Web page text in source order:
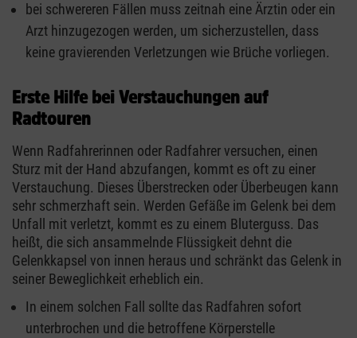
bei schwereren Fällen muss zeitnah eine Ärztin oder ein
Arzt hinzugezogen werden, um sicherzustellen, dass
keine gravierenden Verletzungen wie Brüche vorliegen.
Erste Hilfe bei Verstauchungen auf
Radtouren
Wenn Radfahrerinnen oder Radfahrer versuchen, einen
Sturz mit der Hand abzufangen, kommt es oft zu einer
Verstauchung. Dieses Überstrecken oder Überbeugen kann
sehr schmerzhaft sein. Werden Gefäße im Gelenk bei dem
Unfall mit verletzt, kommt es zu einem Bluterguss. Das
heißt, die sich ansammelnde Flüssigkeit dehnt die
Gelenkkapsel von innen heraus und schränkt das Gelenk in
seiner Beweglichkeit erheblich ein.
In einem solchen Fall sollte das Radfahren sofort
unterbrochen und die betroffene Körperstelle